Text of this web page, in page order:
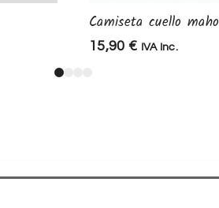
Camiseta cuello maho
15,90 € IVA Inc.